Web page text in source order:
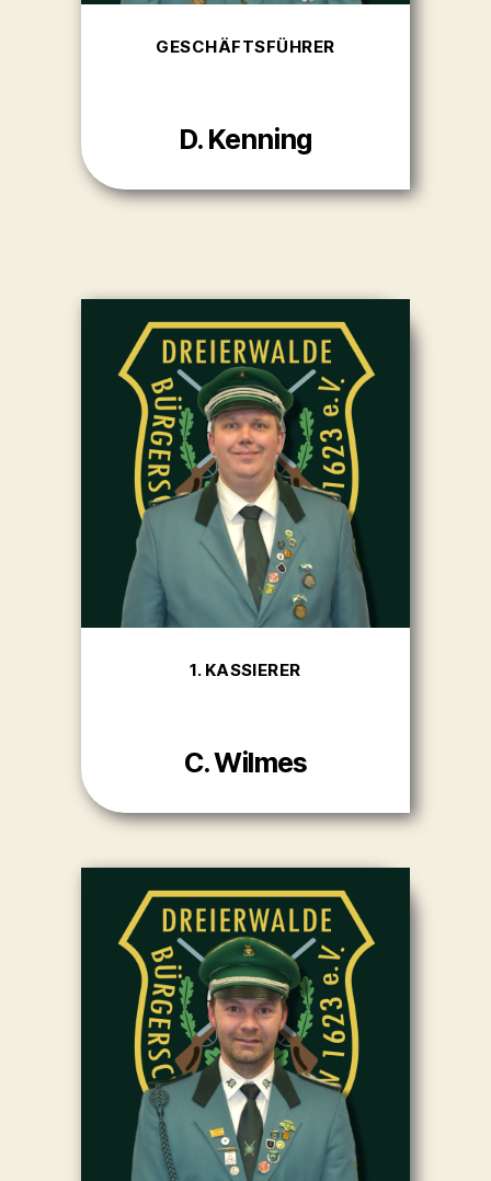
GESCHÄFTSFÜHRER
D. Kenning
1. KASSIERER
C. Wilmes